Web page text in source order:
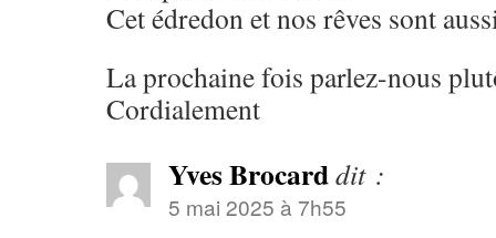
Cet édredon et nos rêves sont
La prochaine fois parlez-nous
Cordialement
Yves Brocarddit :
5 mai 2025 à 7h55